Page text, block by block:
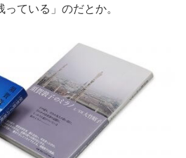
ている」のだとか。